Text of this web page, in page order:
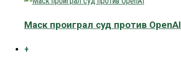
Маск проиграл суд против OpenAI
+